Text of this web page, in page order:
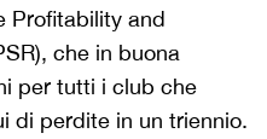
Profitability and
che in buona
per tutti i club che
di perdite in un triennio.